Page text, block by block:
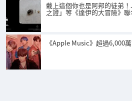
戴上這個你也是阿邦的徒弟
之證」等《達伊的大冒險》聯
《Apple Music》超過6,000